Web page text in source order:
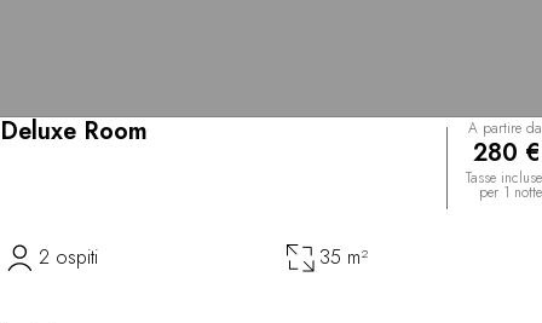
Deluxe Room A partire da
280 €
Tasse incluse
per 1 notte
2 ospiti 35 m²